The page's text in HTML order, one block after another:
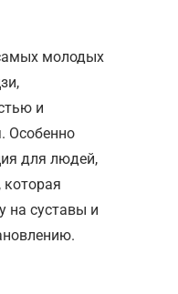
молодых
и
Особенно
для людей,
на суставы и